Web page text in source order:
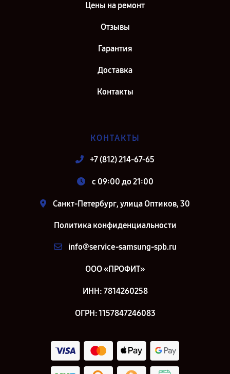
Цены на ремонт
Отзывы
Гарантия
Доставка
Контакты
КОНТАКТЫ
+7 (812) 214-67-65
c 09:00 до 21:00
Санкт-Петербург, улица Оптиков, 30
Политика конфиденциальности
info@service-samsung-spb.ru
ООО «ПРОФИТ»
ИНН: 7814260258
ОГРН: 1157847246083